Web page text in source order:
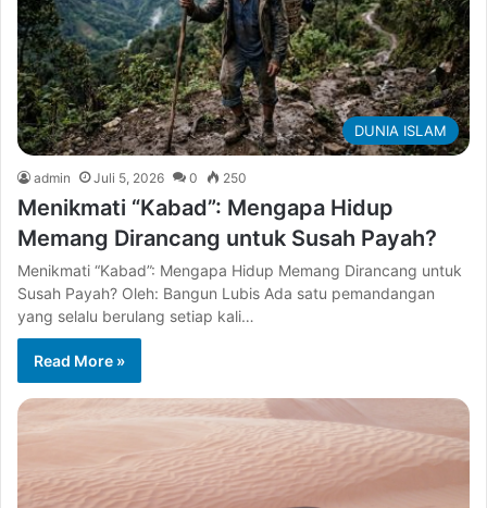
DUNIA ISLAM
admin Juli 5, 2026 0 250
Menikmati “Kabad”: Mengapa Hidup
Memang Dirancang untuk Susah Payah?
Menikmati “Kabad”: Mengapa Hidup Memang Dirancang untuk
Susah Payah? Oleh: Bangun Lubis Ada satu pemandangan
yang selalu berulang setiap kali…
Read More »